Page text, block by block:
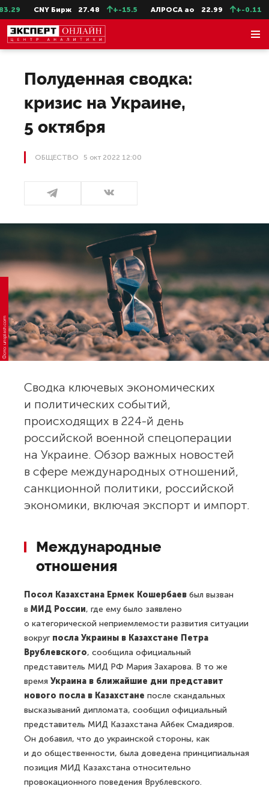
Бирж 27.48 +-15.5 АЛРОСА ао 22.99 +-0.11 СевСт-
Полуденная сводка:
кризис на Украине,
5 октября
ОБЩЕСТВО 5 окт 2022 12:00
Фото: unsplash.com
Сводка ключевых экономических
и политических событий,
происходящих в 224-й день
российской военной спецоперации
на Украине. Обзор важных новостей
в сфере международных отношений,
санкционной политики, российской
экономики, включая экспорт и импорт.
Международные
отношения
Посол Казахстана Ермек Кошербаев был вызван
в МИД России, где ему было заявлено
о категорической неприемлемости развития ситуации
вокруг посла Украины в Казахстане Петра
Врублевского, сообщила официальный
представитель МИД РФ Мария Захарова. В то же
время Украина в ближайшие дни представит
нового посла в Казахстане после скандальных
высказываний дипломата, сообщил официальный
представитель МИД Казахстана Айбек Смадияров.
Он добавил, что до украинской стороны, как
и до общественности, была доведена принципиальная
позиция МИД Казахстана относительно
провокационного поведения Врублевского.